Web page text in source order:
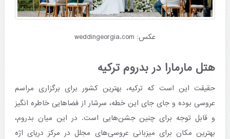
عکس: weddingeorgia.com
هتل مارمارا در بدروم ترکیه
حقیقت این است که ترکیه، بهترین کشور برای برگزاری مراسم
عروسی بوده و جای جای این خطه، سرشار از فضاهایی خاطره انگیز
و قابل توجه برای چنین جشن‌هایی است. در این میان بدروم،
بهترین مکان برای میزبانی عروسی‌های مجلل در مرکز دریای اژه